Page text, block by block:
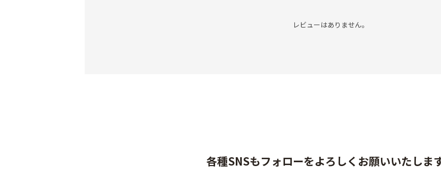
レビューはありません。
各種SNSもフォローをよろしくお願いいたしま